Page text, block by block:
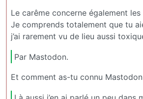
Le carême concerne également
Je comprends totalement que tu
j’ai rarement vu de lieu aussi
Par Mastodon.
Et comment as-tu connu Mastodon